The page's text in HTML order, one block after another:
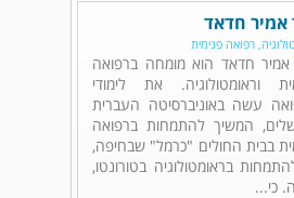
אמיר חדאד
רפואה פנימית
חדאד הוא מומחה ברפואה
וראומטולוגיה. את לימודי
עשה באוניברסיטה העברית
המשיך להתמחות ברפואה
בבית החולים "כרמל" שבחיפה,
בראומטולוגיה בטורונטו,
כי...